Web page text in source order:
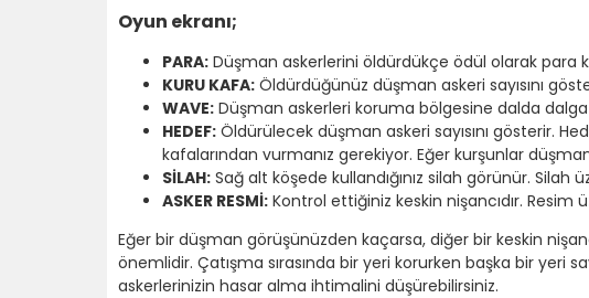
Oyun ekranı;
PARA: Düşman askerlerini öldürdükçe ödül olarak para
KURU KAFA: Öldürdüğünüz düşman askeri sayısını
WAVE: Düşman askerleri koruma bölgesine dalda dalga
HEDEF: Öldürülecek düşman askeri sayısını gösterir.
kafalarından vurmanız gerekiyor. Eğer kurşunlar
SİLAH: Sağ alt köşede kullandığınız silah görünür. Silah
ASKER RESMİ: Kontrol ettiğiniz keskin nişancıdır. Resim
Eğer bir düşman görüşünüzden kaçarsa, diğer bir keskin
önemlidir. Çatışma sırasında bir yeri korurken başka bir
askerlerinizin hasar alma ihtimalini düşürebilirsiniz.